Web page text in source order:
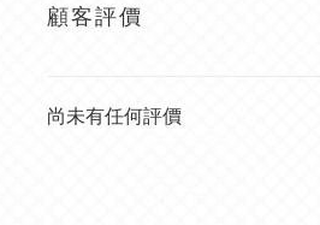
顧客評價
尚未有任何評價